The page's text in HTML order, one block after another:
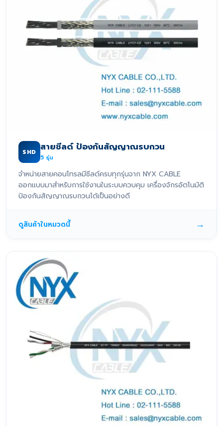
SHD สายชีลด์ ป้องกันสัญญาณรบกวน
5 รุ่น
จำหน่ายสายคอนโทรลมีชีลด์ครบทุกรุ่นจาก NYX CABLE
ออกแบบมาสำหรับการใช้งานในระบบควบคุม เครื่องจักรอัตโนมัติ
ป้องกันสัญญาณรบกวนได้เป็นอย่างดี
ดูสินค้าในหมวดนี้ →